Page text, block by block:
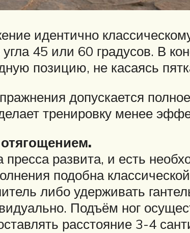
идентично
45 или 60 градусов. В
позицию, не касаясь
допускается
тренировку менее
пресса развита, и есть
подобна
либо удерживать
Подъём ног
расстояние 3-4